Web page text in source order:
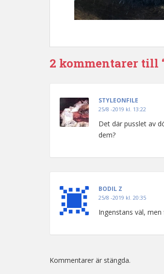
2 kommentarer till
STYLEONFILE
25/8 -2019 kl. 13:22
Det där pusslet av
dem?
BODIL Z
25/8 -2019 kl. 20:35
Ingenstans väl,
Kommentarer är stängda.